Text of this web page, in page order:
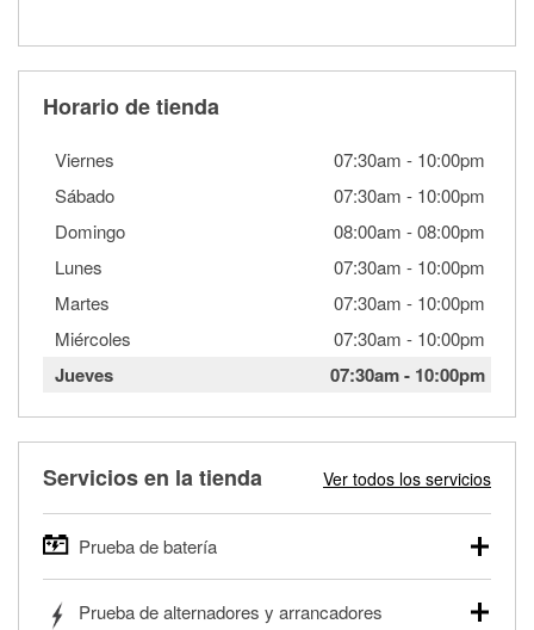
Horario de tienda
Viernes 07:30am - 10:00pm
Sábado
07:30am - 10:00pm
Domingo
08:00am -08:00pm
Lunes
07:30am - 10:00pm
Martes
07:30am - 10:00pm
Miércoles
07:30am - 10:00pm
Jueves 07:30am- 10:00pm
Servicios en la tienda Ver todos los servicios
Prueba de batería
autos, camionetas, SUVs, vehículos comerciales y
Prueba de alternadores y arrancadores